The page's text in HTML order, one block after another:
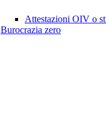
Attestazioni OIV o
Burocrazia zero